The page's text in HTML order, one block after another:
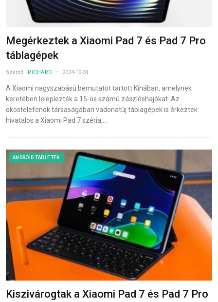
Megérkeztek a Xiaomi Pad 7 és Pad 7 Pro
táblagépek
Szerző: RICHÁRD 2024-10-31
A Xiaomi nagyszabású bemutatót tartott Kínában, amelynek
keretében leleplezték a 15-ös számú zászlóshajókat. Az
okostelefonok társaságában vadonatúj táblagépek is érkeztek:
hivatalos a Xiaomi Pad 7 széria,…
ANDROID TABLETEK
Kiszivárogtak a Xiaomi Pad 7 és Pad 7 Pro